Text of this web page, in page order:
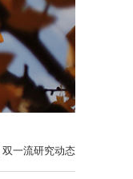
双一流研究动态